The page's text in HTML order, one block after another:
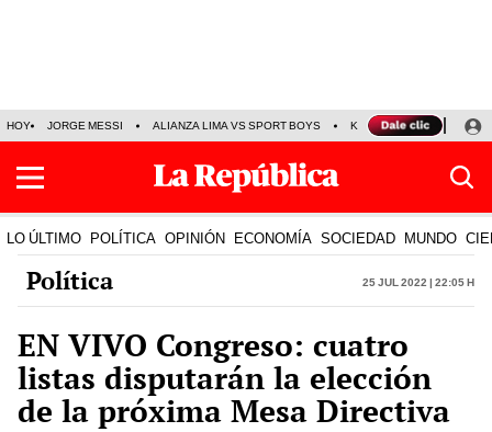
HOY JORGE MESSI ALIANZA LIMA VS SPORT BOYS KENJI FUJIMORI
LO ÚLTIMO POLÍTICA OPINIÓN ECONOMÍA SOCIEDAD MUNDO
Política 25 Jul 2022 | 22:05 h
EN VIVO Congreso: cuatro
listas disputarán la elección
de la próxima Mesa Directiva